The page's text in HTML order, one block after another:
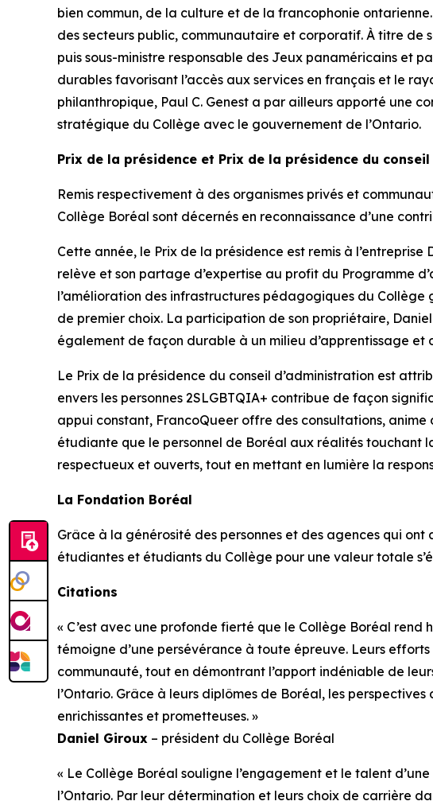
bien commun, de la culture et de la francophonie
des secteurs public, communautaire et corporatif. À titre de
puis sous-ministre responsable des Jeux panaméricains et
durables favorisant l’accès aux services en français et le
philanthropique, Paul C. Genest a par ailleurs apporté une
stratégique du Collège avec le gouvernement de l’Ontario.
Prix de la présidence et Prix de la présidence du
Remis respectivement à des organismes privés et
Collège Boréal sont décernés en reconnaissance d’une
Cette année, le Prix de la présidence est remis à
relève et son partage d’expertise au profit du Programme
l’amélioration des infrastructures pédagogiques du
de premier choix. La participation de son propriétaire,
également de façon durable à un milieu d’apprentissage
Le Prix de la présidence du conseil d’administration est
envers les personnes 2SLGBTQIA+ contribue de façon
appui constant, FrancoQueer offre des consultations,
étudiante que le personnel de Boréal aux réalités touchant
respectueux et ouverts, tout en mettant en lumière la
La Fondation Boréal
Grâce à la générosité des personnes et des agences qui
étudiantes et étudiants du Collège pour une valeur totale
Citations
« C’est avec une profonde fierté que le Collège Boréal
témoigne d’une persévérance à toute épreuve. Leurs
communauté, tout en démontrant l’apport indéniable de
l’Ontario. Grâce à leurs diplômes de Boréal, les
enrichissantes et prometteuses. »
Daniel Giroux – président du Collège Boréal
« Le Collège Boréal souligne l’engagement et le talent
l’Ontario. Par leur détermination et leurs choix de carrière